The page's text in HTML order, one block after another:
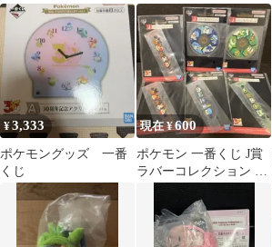
ツタージャ
¥3,333
ポケモングッズ 一番
くじ
現在 ¥600
ポケモン 一番くじ J賞
ラバーコレクション 6